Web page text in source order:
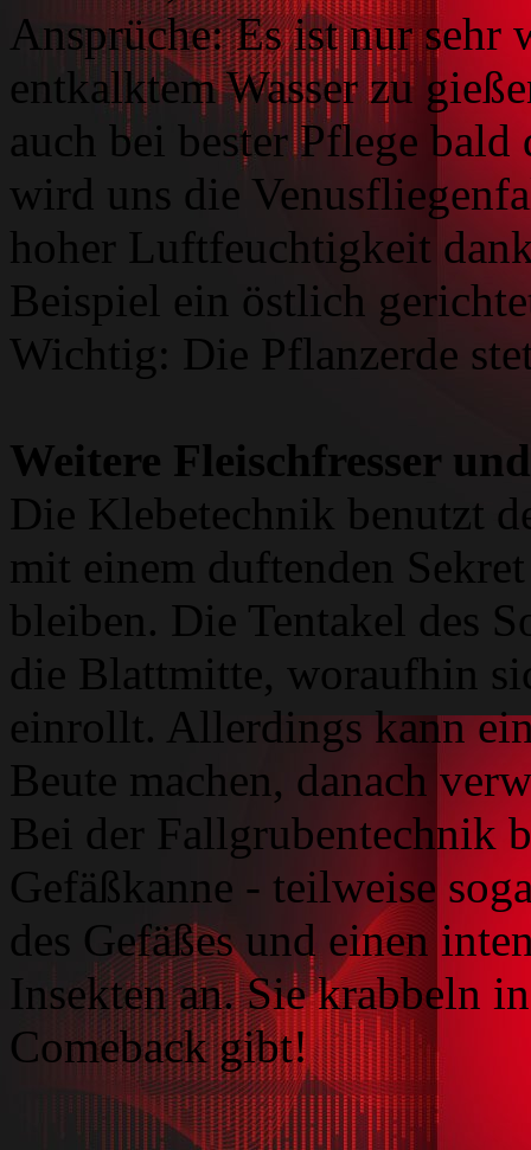
Ansprüche: Es ist nur
entkalktem Wasser zu
auch bei bester Pflege
wird uns die
hoher Luftfeuchtigkeit
Beispiel ein östlich
Wichtig: Die Pflanzerde
Weitere Fleischfresser
Die Klebetechnik benutzt
mit einem duftenden
bleiben. Die Tentakel des
die Blattmitte, woraufhin
einrollt. Allerdings kann
Beute machen, danach
Bei der Fallgrubentechnik
Gefäßkanne - teilweise
des Gefäßes und einen
Insekten an. Sie krabbeln
Comeback gibt!